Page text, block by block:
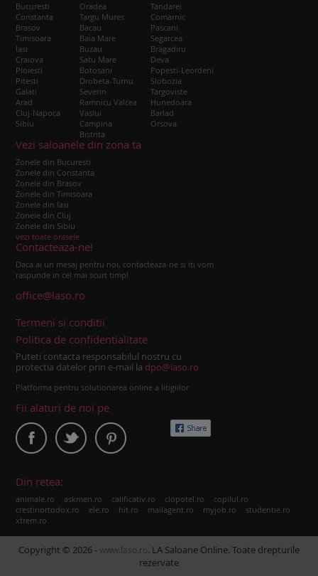
Bucuresti
Constanta
Brasov
Timisoara
Iasi
Craiova
Ploiesti
Pitesti
Galati
Arad
Cluj-Napoca
Sibiu
Oradea
Targu Mures
Bacau
Baia Mare
Buzau
Satu Mare
Botosani
Drobeta-Turnu
Severin
Ramnicu Valcea
Vaslui
Campina
Bistrita
Tandarei
Comarnic
Pascani
Segarcea
Bragadiru
Deva
Popesti-Leordeni
Slobozia
Targoviste
Hunedoara
Barlad
Orsova
Vezi saloanele din zona ta
Zonele din Bucuresti
Zonele din Constanta
Zonele din Brasov
Zonele din Timisoara
Zonele din Iasi
Zonele din Cluj
Zonele din Sibiu
vezi toate orasele
Contacteaza-ne!
Daca ai un mesaj pentru noi, contacteaza-ne si iti vom
raspunde in cel mai scurt timp!
office@laso.ro
Termeni si conditii
Politica de confidentialitate
Puteti contacta responsabilul nostru cu
protectia datelor prin e-mail la dpo@laso.ro
Platforma pentru solutionarea online a litigiilor
Fii alaturi de noi pe
Din retea:
animale.ro askmen.ro calificativ.ro clopotel.ro copilul.ro
crestinortodox.ro ele.ro hit.ro mailagent.ro myjob.ro studentie.ro
xtrem.ro
Copyright © 2026 - www.laso.ro. LA Saloane Online. Toate drepturile
rezervate